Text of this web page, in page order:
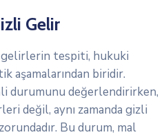
Gelir
gelirlerin tespiti, hukuki
aşamalarından biridir.
durumunu değerlendirirken,
değil, aynı zamanda gizli
Bu durum, mal